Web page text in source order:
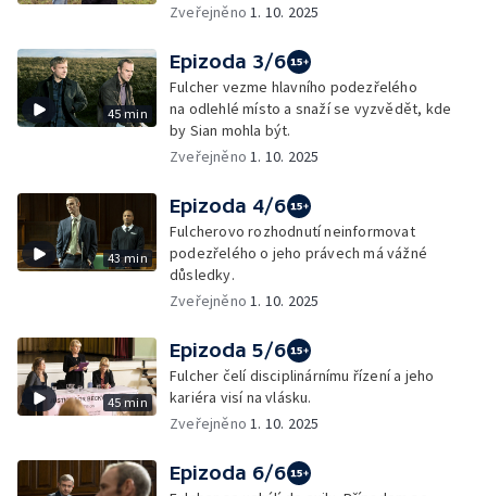
Zveřejněno1. 10. 2025
45 min
Epizoda 3/6
Fulcher vezme hlavního podezřelého
na odlehlé místo a snaží se vyzvědět, kde
by Sian mohla být.
Zveřejněno1. 10. 2025
43 min
Epizoda 4/6
Fulcherovo rozhodnutí neinformovat
podezřelého o jeho právech má vážné
důsledky.
Zveřejněno1. 10. 2025
45 min
Epizoda 5/6
Fulcher čelí disciplinárnímu řízení a jeho
kariéra visí na vlásku.
Zveřejněno1. 10. 2025
Epizoda 6/6